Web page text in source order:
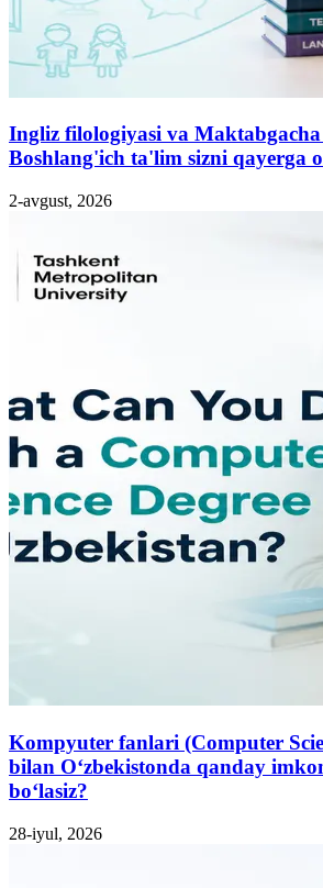
Ingliz filologiyasi va
Boshlang'ich ta'lim sizni qayerga
2-avgust, 2026
Kompyuter fanlari (Computer
bilan O‘zbekistonda qanday
bo‘lasiz?
28-iyul, 2026